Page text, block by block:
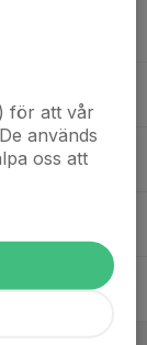
för att vår
används
oss att